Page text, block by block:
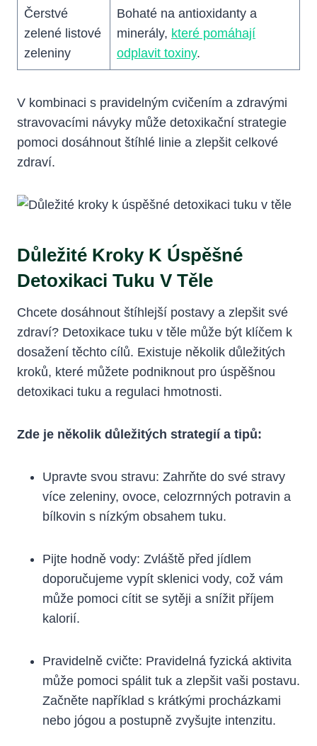
Čerstvé
zelené listové
zeleniny
Bohaté na antioxidanty a
minerály, které pomáhají
odplavit toxiny.
V‍ kombinaci s pravidelným cvičením a zdravými
stravovacími návyky může detoxikační strategie
pomoci dosáhnout ​štíhlé linie a ‍zlepšit celkové
zdraví.
Důležité Kroky K Úspěšné
Detoxikaci Tuku V Těle
Chcete dosáhnout štíhlejší postavy a zlepšit své⁤
zdraví? ⁢Detoxikace tuku v těle může být klíčem k
dosažení ⁣těchto cílů. Existuje několik důležitých
‌kroků, které můžete podniknout pro úspěšnou‌
detoxikaci tuku a regulaci hmotnosti.
Zde je několik důležitých strategií a⁤ tipů:
Upravte svou stravu:​ Zahrňte do​ své stravy
více zeleniny, ovoce, celozrnných potravin a
bílkovin s nízkým obsahem tuku.
Pijte ‌hodně vody: Zvláště⁣ před jídlem
doporučujeme vypít sklenici‍ vody, což‍ vám
může pomoci cítit se sytěji a snížit příjem
kalorií.
Pravidelně cvičte: Pravidelná fyzická aktivita
může pomoci⁢ spálit tuk a zlepšit vaši postavu.
Začněte například s krátkými procházkami
nebo jógou a postupně zvyšujte intenzitu.